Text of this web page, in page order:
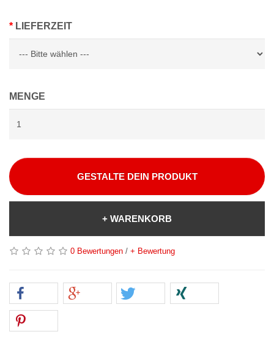
LIEFERZEIT
MENGE
GESTALTE DEIN PRODUKT
+ WARENKORB
0 Bewertungen / + Bewertung